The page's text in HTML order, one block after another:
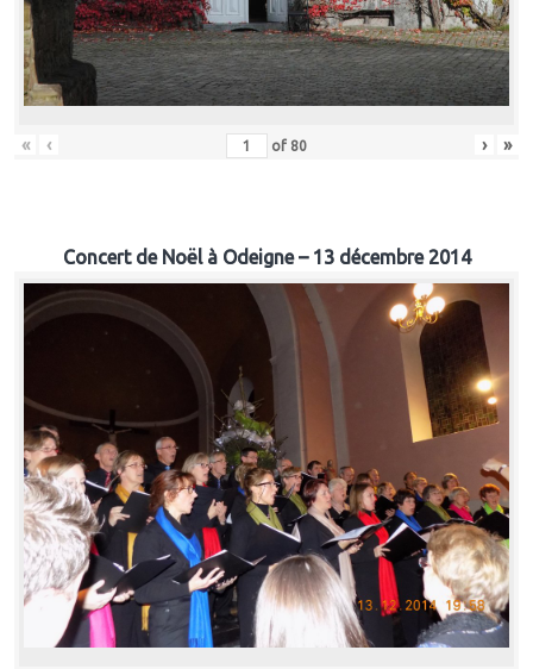
« ‹ of 80 › »
Concert de Noël à Odeigne – 13 décembre 2014